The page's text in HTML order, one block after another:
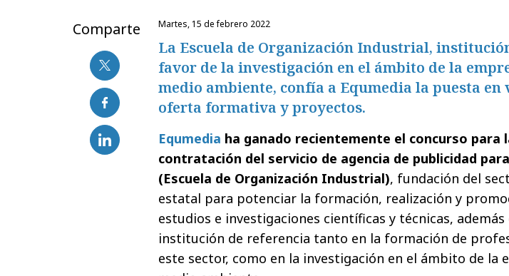
Comparte martes, 15 de febrero 2022
La Escuela de Organización Industrial,
favor de la investigación en el ámbito de la
medio ambiente, confía a Equmedia la puesta en
oferta formativa y proyectos.
Equmedia ha ganado recientemente el concurso para
contratación del servicio de agencia de publicidad
(Escuela de Organización Industrial), fundación del
estatal para potenciar la formación, realización y
estudios e investigaciones científicas y técnicas, además
institución de referencia tanto en la formación de
este sector, como en la investigación en el ámbito de la